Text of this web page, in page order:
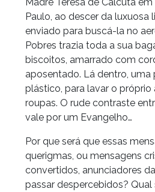
Paulo, ao descer da luxuosa
enviado para buscá-la no
Pobres trazia toda a sua
biscoitos, amarrado com
aposentado. Lá dentro, uma
plástico, para lavar o próprio
roupas. O rude contraste
vale por um Evangelho…
Por que será que essas
querigmas, ou mensagens
convertidos, anunciadores
passar despercebidos?